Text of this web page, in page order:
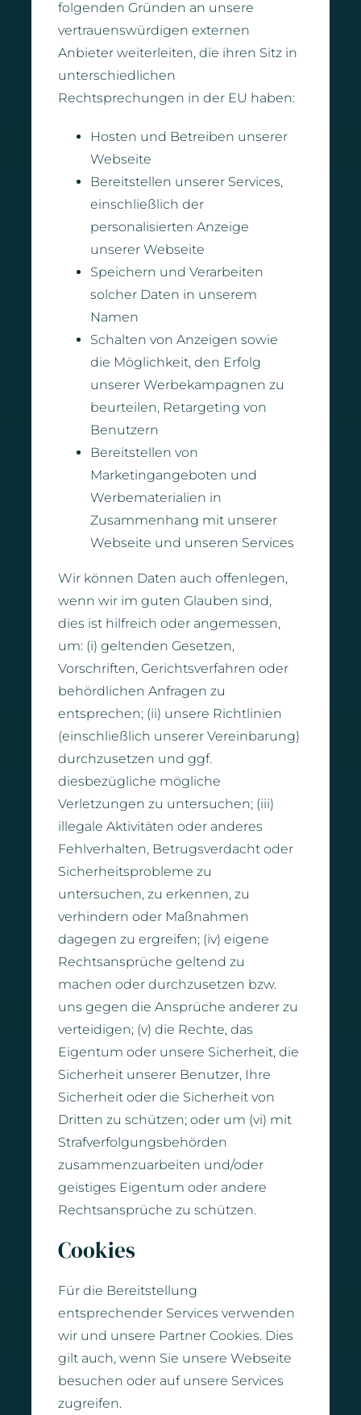
folgenden Gründen an unsere
vertrauenswürdigen externen
Anbieter weiterleiten, die ihren Sitz in
unterschiedlichen
Rechtsprechungen in der EU haben:
Hosten und Betreiben unserer
Webseite
Bereitstellen unserer Services,
einschließlich der
personalisierten Anzeige
unserer Webseite
Speichern und Verarbeiten
solcher Daten in unserem
Namen
Schalten von Anzeigen sowie
die Möglichkeit, den Erfolg
unserer Werbekampagnen zu
beurteilen, Retargeting von
Benutzern
Bereitstellen von
Marketingangeboten und
Werbematerialien in
Zusammenhang mit unserer
Webseite und unseren Services
Wir können Daten auch offenlegen,
wenn wir im guten Glauben sind,
dies ist hilfreich oder angemessen,
um: (i) geltenden Gesetzen,
Vorschriften, Gerichtsverfahren oder
behördlichen Anfragen zu
entsprechen; (ii) unsere Richtlinien
(einschließlich unserer Vereinbarung)
durchzusetzen und ggf.
diesbezügliche mögliche
Verletzungen zu untersuchen; (iii)
illegale Aktivitäten oder anderes
Fehlverhalten, Betrugsverdacht oder
Sicherheitsprobleme zu
untersuchen, zu erkennen, zu
verhindern oder Maßnahmen
dagegen zu ergreifen; (iv) eigene
Rechtsansprüche geltend zu
machen oder durchzusetzen bzw.
uns gegen die Ansprüche anderer zu
verteidigen; (v) die Rechte, das
Eigentum oder unsere Sicherheit, die
Sicherheit unserer Benutzer, Ihre
Sicherheit oder die Sicherheit von
Dritten zu schützen; oder um (vi) mit
Strafverfolgungsbehörden
zusammenzuarbeiten und/oder
geistiges Eigentum oder andere
Rechtsansprüche zu schützen.
Cookies
Für die Bereitstellung
entsprechender Services verwenden
wir und unsere Partner Cookies. Dies
gilt auch, wenn Sie unsere Webseite
besuchen oder auf unsere Services
zugreifen.